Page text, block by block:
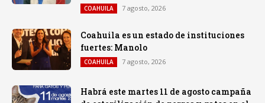
COAHUILA 7 agosto, 2026
Coahuila es un estado de instituciones
fuertes: Manolo
COAHUILA 7 agosto, 2026
Habrá este martes 11 de agosto campaña